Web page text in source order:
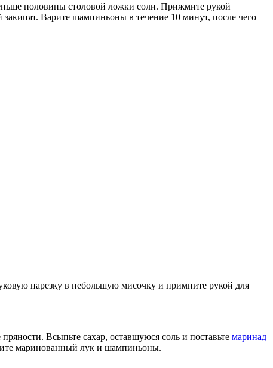
половины столовой ложки соли. Прижмите рукой
Варите шампиньоны в течение 10 минут, после чего
нарезку в небольшую мисочку и примните рукой для
Всыпьте сахар, оставшуюся соль и поставьте маринад
маринованный лук и шампиньоны.